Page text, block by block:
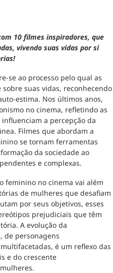
10 filmes inspiradores, que
vivendo suas vidas por si
se ao processo pelo qual as
suas vidas, reconhecendo
estima. Nos últimos anos,
no cinema, refletindo as
a percepção da
Filmes que abordam a
se tornam ferramentas
da sociedade ao
e complexas.
feminino no cinema vai além
de mulheres que desafiam
por seus objetivos, esses
prejudiciais que têm
A evolução da
de personagens
é um reflexo das
e do crescente